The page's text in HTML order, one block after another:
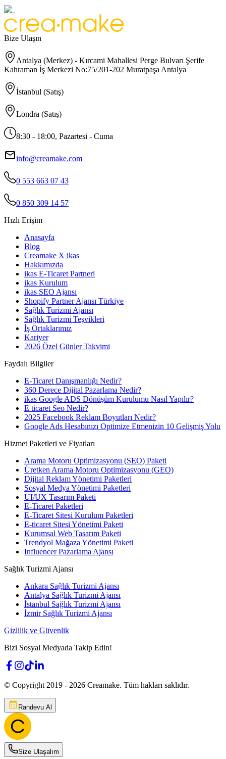
Bize Ulaşın
Antalya (Merkez) - Kırcami Mahallesi Perge Bulvarı Şerife
Kahraman İş Merkezi No:75/201-202 Muratpaşa Antalya
İstanbul (Satış)
Londra (Satış)
8:30 - 18:00, Pazartesi - Cuma
info@creamake.com
0 553 663 07 43
0 850 309 14 57
Hızlı Erişim
Anasayfa
Blog
Creamake X ikas
Hakkımızda
ikas E-Ticaret Partneri
ikas Kurulum
ikas SEO Ajansı
Shopify Partner Ajansı Türkiye
Sağlık Turizmi Ajansı
Sağlık Turizmi Teşvikleri
İş Ortaklarımız
Kariyer
2026 Özel Günler Takvimi
Faydalı Bilgiler
E-Ticaret Danışmanlığı Nedir?
360 Derece Dijital Pazarlama Nedir?
ikas Google ADS Dönüşüm Kurulumu Nasıl Yapılır?
E ticaret Seo Nedir?
2025 Facebook Reklam Boyutları Nedir?
Google Ads Hesabınızı Optimize Etmenizin 10 Gelişmiş Yolu
Hizmet Paketleri ve Fiyatları
Arama Motoru Optimizasyonu (SEO) Paketi
Üretken Arama Motoru Optimizasyonu (GEO)
Dijital Reklam Yönetimi Paketleri
Sosyal Medya Yönetimi Paketleri
UI/UX Tasarım Paketi
E-Ticaret Paketleri
E-Ticaret Sitesi Kurulum Paketleri
E-ticaret Sitesi Yönetimi Paketi
Kurumsal Web Tasarım Paketi
Trendyol Mağaza Yönetimi Paketi
Influencer Pazarlama Ajansı
Sağlık Turizmi Ajansı
Ankara Sağlık Turizmi Ajansı
Antalya Sağlık Turizmi Ajansı
İstanbul Sağlık Turizmi Ajansı
İzmir Sağlık Turizmi Ajansı
Gizlilik ve Güvenlik
Bizi Sosyal Medyada Takip Edin!
© Copyright 2019 - 2026 Creamake. Tüm hakları saklıdır.
Randevu Al
Size Ulaşalım